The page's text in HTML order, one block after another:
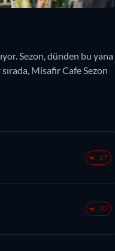
Sezon, dünden bu yana
Misafir Cafe Sezon
-27
-57